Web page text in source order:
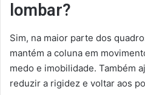
lombar?
Sim, na maior parte dos
mantém a coluna em
medo e imobilidade. Também
reduzir a rigidez e voltar aos